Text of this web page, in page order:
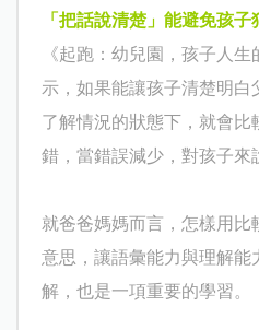
「把話說清楚」能避免孩子
《起跑：幼兒園，孩子人
示，如果能讓孩子清楚明
了解情況的狀態下，就會比
錯，當錯誤減少，對孩子來
就爸爸媽媽而言，怎樣用
意思，讓語彙能力與理解能
解，也是一項重要的學習。